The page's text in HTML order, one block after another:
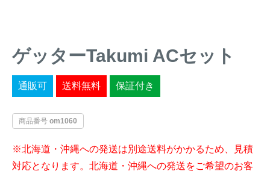
ゲッターTakumi ACセット
通販可 送料無料 保証付き
商品番号 om1060
※北海道・沖縄への発送は別途送料がかかるため、見積
対応となります。北海道・沖縄への発送をご希望のお客
対象動物から選ぶ
動物の種類から対策商品を選ぶ
イノシシ対策
シカ対策 タイワンリス対策